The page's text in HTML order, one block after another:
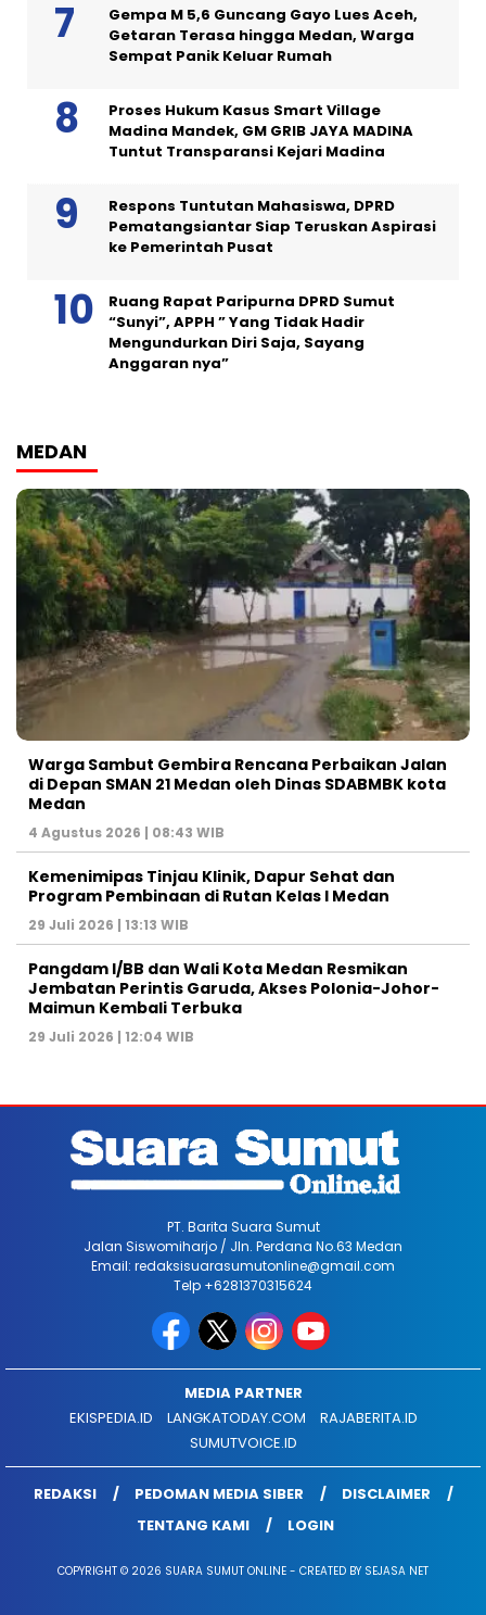
Gempa M 5,6 Guncang Gayo Lues Aceh,
Getaran Terasa hingga Medan, Warga
Sempat Panik Keluar Rumah
Proses Hukum Kasus Smart Village
Madina Mandek, GM GRIB JAYA MADINA
Tuntut Transparansi Kejari Madina
Respons Tuntutan Mahasiswa, DPRD
Pematangsiantar Siap Teruskan Aspirasi
ke Pemerintah Pusat
Ruang Rapat Paripurna DPRD Sumut
“Sunyi”, APPH ” Yang Tidak Hadir
Mengundurkan Diri Saja, Sayang
Anggaran nya”
MEDAN
Warga Sambut Gembira Rencana Perbaikan Jalan
di Depan SMAN 21 Medan oleh Dinas SDABMBK kota
Medan
4 Agustus 2026 | 08:43 WIB
Kemenimipas Tinjau Klinik, Dapur Sehat dan
Program Pembinaan di Rutan Kelas I Medan
29 Juli 2026 | 13:13 WIB
Pangdam I/BB dan Wali Kota Medan Resmikan
Jembatan Perintis Garuda, Akses Polonia-Johor-
Maimun Kembali Terbuka
29 Juli 2026 | 12:04 WIB
PT. Barita Suara Sumut
Jalan Siswomiharjo / Jln. Perdana No.63 Medan
Email: redaksisuarasumutonline@gmail.com
Telp +6281370315624
MEDIA PARTNER
EKISPEDIA.ID
LANGKATODAY.COM
RAJABERITA.ID
SUMUTVOICE.ID
REDAKSI PEDOMAN MEDIA SIBER
DISCLAIMER
TENTANG KAMI
LOGIN
COPYRIGHT © 2026 SUARA SUMUT ONLINE - CREATED BY SEJASA NET